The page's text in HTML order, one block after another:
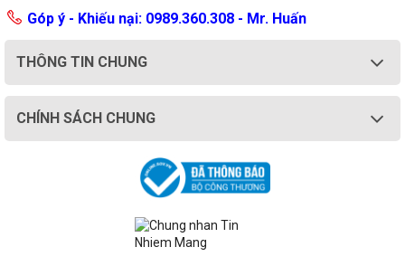
Góp ý - Khiếu nại: 0989.360.308 - Mr. Huấn
THÔNG TIN CHUNG
CHÍNH SÁCH CHUNG